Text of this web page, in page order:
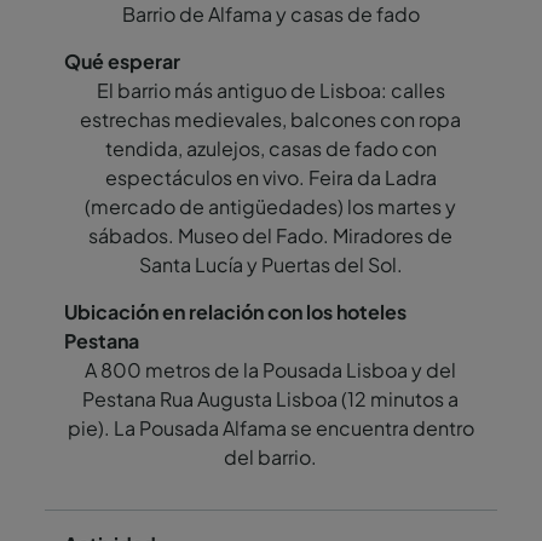
Barrio de Alfama y casas de fado
El barrio más antiguo de Lisboa: calles
estrechas medievales, balcones con ropa
tendida, azulejos, casas de fado con
espectáculos en vivo. Feira da Ladra
(mercado de antigüedades) los martes y
sábados. Museo del Fado. Miradores de
Santa Lucía y Puertas del Sol.
A 800 metros de la Pousada Lisboa y del
Pestana Rua Augusta Lisboa (12 minutos a
pie). La Pousada Alfama se encuentra dentro
del barrio.